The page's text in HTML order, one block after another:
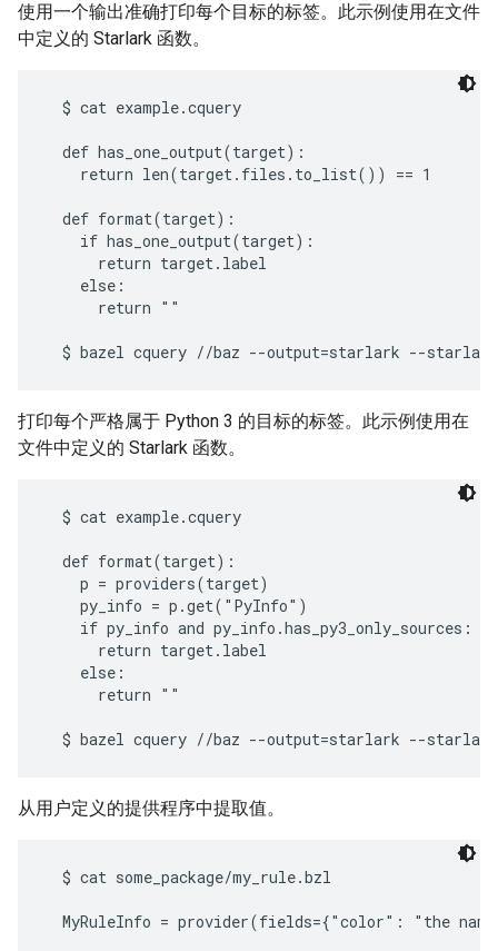
使用一个输出准确打印每个目标的标签。此示例使用在文件
中定义的 Starlark 函数。
  $ cat example.cquery
  def has_one_output(target):
    return len(target.files.to_list()) == 1
  def format(target):
    if has_one_output(target):
      return target.label
    else:
      return ""
打印每个严格属于 Python 3 的目标的标签。此示例使用在
文件中定义的 Starlark 函数。
  $ cat example.cquery
  def format(target):
    p = providers(target)
    py_info = p.get("PyInfo")
    if py_info and py_info.has_py3_only_sources:
      return target.label
    else:
      return ""
从用户定义的提供程序中提取值。
  $ cat some_package/my_rule.bzl
MyRuleInfo = provider(fields={"color": "the